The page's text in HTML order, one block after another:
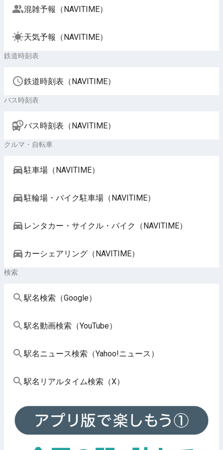
混雑予報（NAVITIME）
天気予報（NAVITIME）
鉄道時刻表
鉄道時刻表（NAVITIME）
バス時刻表
バス時刻表（NAVITIME）
クルマ・自転車
駐車場（NAVITIME）
駐輪場・バイク駐車場（NAVITIME）
レンタカー・サイクル・バイク（NAVITIME）
カーシェアリング（NAVITIME）
検索
駅名検索（Google）
駅名動画検索（YouTube）
駅名ニュース検索（Yahoo!ニュース）
駅名リアルタイム検索（X）